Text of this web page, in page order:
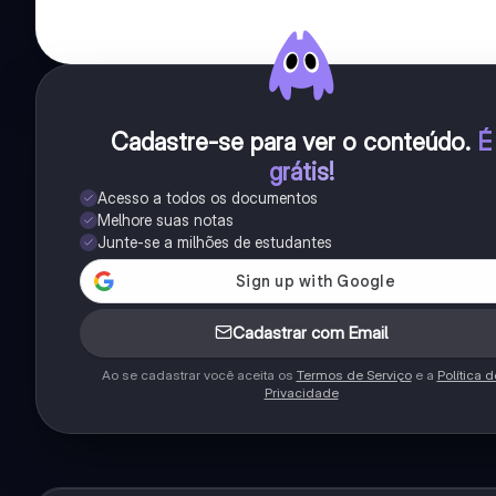
Cadastre-se para ver o conteúdo. É
grátis!
Acesso a todos os documentos
Melhore suas notas
Junte-se a milhões de estudantes
Cadastrar com Email
Ao se cadastrar você aceita os Termos de Serviçoe a Política
Privacidade